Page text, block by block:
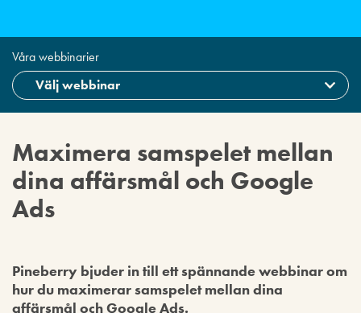
Våra webbinarier
Maximera samspelet mellan
dina affärsmål och Google
Ads
Pineberry bjuder in till ett spännande webbinar om
hur du maximerar samspelet mellan dina
affärsmål och Google Ads.